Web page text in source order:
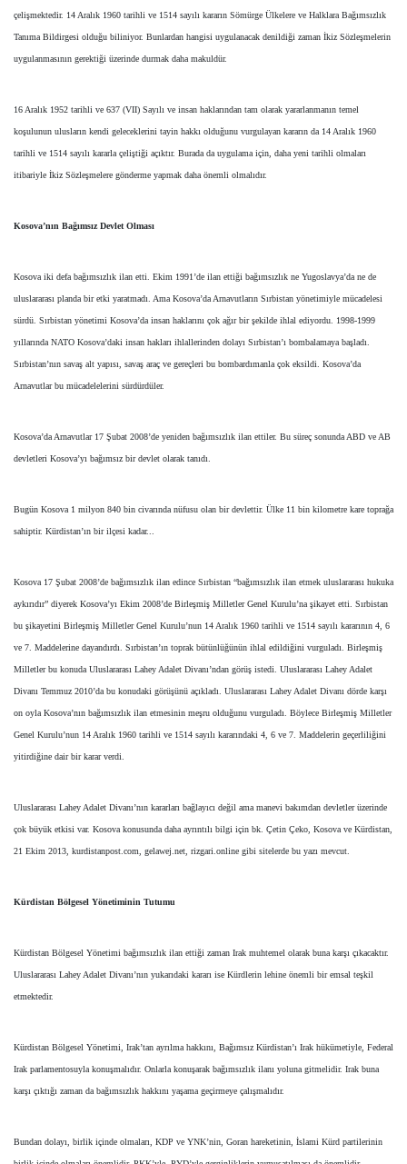
çelişmektedir. 14 Aralık 1960 tarihli ve 1514 sayılı kararın Sömürge Ülkelere ve Halklara Bağımsızlık
Tanıma Bildirgesi olduğu biliniyor. Bunlardan hangisi uygulanacak denildiği zaman İkiz Sözleşmelerin
uygulanmasının gerektiği üzerinde durmak daha makuldür.
16 Aralık 1952 tarihli ve 637 (VII) Sayılı ve insan haklarından tam olarak yararlanmanın temel
koşulunun ulusların kendi geleceklerini tayin hakkı olduğunu vurgulayan kararın da 14 Aralık 1960
tarihli ve 1514 sayılı kararla çeliştiği açıktır. Burada da uygulama için, daha yeni tarihli olmaları
itibariyle İkiz Sözleşmelere gönderme yapmak daha önemli olmalıdır.
Kosova’nın Bağımsız Devlet Olması
Kosova iki defa bağımsızlık ilan etti. Ekim 1991’de ilan ettiği bağımsızlık ne Yugoslavya’da ne de
uluslararası planda bir etki yaratmadı. Ama Kosova’da Arnavutların Sırbistan yönetimiyle mücadelesi
sürdü. Sırbistan yönetimi Kosova’da insan haklarını çok ağır bir şekilde ihlal ediyordu. 1998-1999
yıllarında NATO Kosova’daki insan hakları ihlallerinden dolayı Sırbistan’ı bombalamaya başladı.
Sırbistan’nın savaş alt yapısı, savaş araç ve gereçleri bu bombardımanla çok eksildi. Kosova’da
Arnavutlar bu mücadelelerini sürdürdüler.
Kosova’da Arnavutlar 17 Şubat 2008’de yeniden bağımsızlık ilan ettiler. Bu süreç sonunda ABD ve AB
devletleri Kosova’yı bağımsız bir devlet olarak tanıdı.
Bugün Kosova 1 milyon 840 bin civarında nüfusu olan bir devlettir. Ülke 11 bin kilometre kare toprağa
sahiptir. Kürdistan’ın bir ilçesi kadar...
Kosova 17 Şubat 2008’de bağımsızlık ilan edince Sırbistan “bağımsızlık ilan etmek uluslararası hukuka
aykırıdır” diyerek Kosova’yı Ekim 2008’de Birleşmiş Milletler Genel Kurulu’na şikayet etti. Sırbistan
bu şikayetini Birleşmiş Milletler Genel Kurulu’nun 14 Aralık 1960 tarihli ve 1514 sayılı kararının 4, 6
ve 7. Maddelerine dayandırdı. Sırbistan’ın toprak bütünlüğünün ihlal edildiğini vurguladı. Birleşmiş
Milletler bu konuda Uluslararası Lahey Adalet Divanı’ndan görüş istedi. Uluslararası Lahey Adalet
Divanı Temmuz 2010’da bu konudaki görüşünü açıkladı. Uluslararası Lahey Adalet Divanı dörde karşı
on oyla Kosova’nın bağımsızlık ilan etmesinin meşru olduğunu vurguladı. Böylece Birleşmiş Milletler
Genel Kurulu’nun 14 Aralık 1960 tarihli ve 1514 sayılı kararındaki 4, 6 ve 7. Maddelerin geçerliliğini
yitirdiğine dair bir karar verdi.
Uluslararası Lahey Adalet Divanı’nın kararları bağlayıcı değil ama manevi bakımdan devletler üzerinde
çok büyük etkisi var. Kosova konusunda daha ayrıntılı bilgi için bk. Çetin Çeko, Kosova ve Kürdistan,
21 Ekim 2013, kurdistanpost.com, gelawej.net, rizgari.online gibi sitelerde bu yazı mevcut.
Kürdistan Bölgesel Yönetiminin Tutumu
Kürdistan Bölgesel Yönetimi bağımsızlık ilan ettiği zaman Irak muhtemel olarak buna karşı çıkacaktır.
Uluslararası Lahey Adalet Divanı’nın yukarıdaki kararı ise Kürdlerin lehine önemli bir emsal teşkil
etmektedir.
Kürdistan Bölgesel Yönetimi, Irak’tan ayrılma hakkını, Bağımsız Kürdistan’ı Irak hükümetiyle, Federal
Irak parlamentosuyla konuşmalıdır. Onlarla konuşarak bağımsızlık ilanı yoluna gitmelidir. Irak buna
karşı çıktığı zaman da bağımsızlık hakkını yaşama geçirmeye çalışmalıdır.
Bundan dolayı, birlik içinde olmaları, KDP ve YNK’nin, Goran hareketinin, İslami Kürd partilerinin